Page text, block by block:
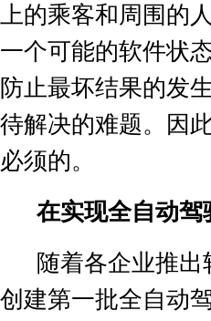
上的乘客和周围的
一个可能的软件状
防止最坏结果的发
待解决的难题。因
必须的。
在实现全自动
随着各企业推出
创建第一批全自动